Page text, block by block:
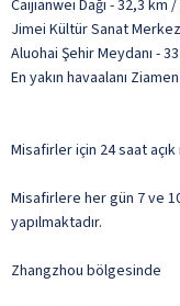
Caijianwei Dağı - 32,3 km
Jimei Kültür Sanat
Aluohai Şehir Meydanı -
En yakın havaalanı
Misafirler için 24 saat
Misafirlere her gün 7 ve
yapılmaktadır.
Zhangzhou bölgesinde